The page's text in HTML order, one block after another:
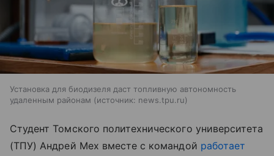
Установка для биодизеля даст топливную автономность
удаленным районам
источник: news.tpu.ru
Студент Томского политехнического университета
(ТПУ) Андрей Мех вместе с командой работает